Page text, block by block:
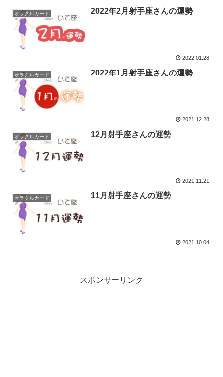
オラクルカード 2022年2月射手座さんの運勢
2022.01.28
オラクルカード 2022年1月射手座さんの運勢
2021.12.28
オラクルカード 12月射手座さんの運勢
2021.11.21
オラクルカード 11月射手座さんの運勢
2021.10.04
スポンサーリンク